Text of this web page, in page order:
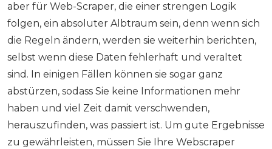
aber für Web-Scraper, die einer strengen Logik
folgen, ein absoluter Albtraum sein, denn wenn sich
die Regeln ändern, werden sie weiterhin berichten,
selbst wenn diese Daten fehlerhaft und veraltet
sind. In einigen Fällen können sie sogar ganz
abstürzen, sodass Sie keine Informationen mehr
haben und viel Zeit damit verschwenden,
herauszufinden, was passiert ist. Um gute Ergebnisse
zu gewährleisten, müssen Sie Ihre Webscraper